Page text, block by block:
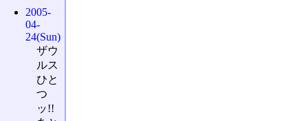
2005-
04-
24(Sun)
ザウ
ルス
ひと
つ
ッ!!